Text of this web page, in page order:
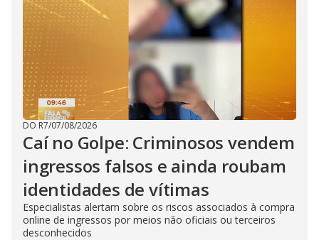
DO R7/07/08/2026
Caí no Golpe: Criminosos vendem
ingressos falsos e ainda roubam
identidades de vítimas
Especialistas alertam sobre os riscos associados à compra
online de ingressos por meios não oficiais ou terceiros
desconhecidos